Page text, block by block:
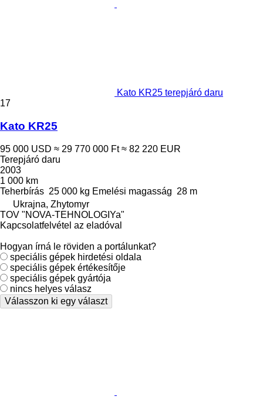
Kato KR25 terepjáró daru
17
Kato KR25
95 000 USD ≈ 29 770 000 Ft ≈ 82 220 EUR
Terepjáró daru
2003
1 000 km
Teherbírás 25 000 kg Emelési magasság 28 m
Ukrajna, Zhytomyr
TOV "NOVA-TEHNOLOGIYa"
Kapcsolatfelvétel az eladóval
Hogyan írná le röviden a portálunkat?
speciális gépek hirdetési oldala
speciális gépek értékesítője
speciális gépek gyártója
nincs helyes válasz
Válasszon ki egy választ